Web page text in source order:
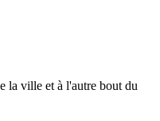
la ville et à l'autre bout du